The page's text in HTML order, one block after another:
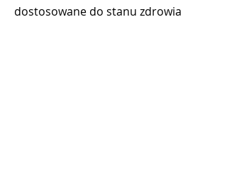
dostosowane do stanu zdrowia